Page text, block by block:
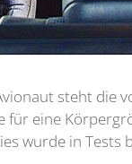
steht die
für eine
wurde in